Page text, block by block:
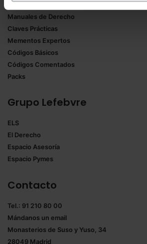
experiencia en la web sea óptima
Puedesaceptar solo las
todas las cookies excepto aquellas
También puedes
seleccionar solo aquellas que
navegador. Si no seleccionas
las que sean indispensables para la
Saber más acerca de las cookies
Formularios Jurídicos
Manuales de Derecho
Claves Prácticas
Mementos Expertos
Códigos Básicos
Códigos Comentados
Packs
Grupo Lefebvre
ELS
El Derecho
Espacio Asesoría
Espacio Pymes
Contacto
Tel.: 91 210 80 00
Mándanos un email
Monasterios de Suso y Yuso, 34
28049 Madrid